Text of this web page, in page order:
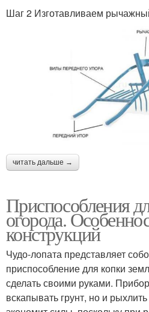
Шаг 2 Изготавливаем
читать дальше →
Приспособления
огорода.
конструкций
Чудо-лопата представляет
приспособление для копки
сделать своими руками.
вскапывать грунт, но и